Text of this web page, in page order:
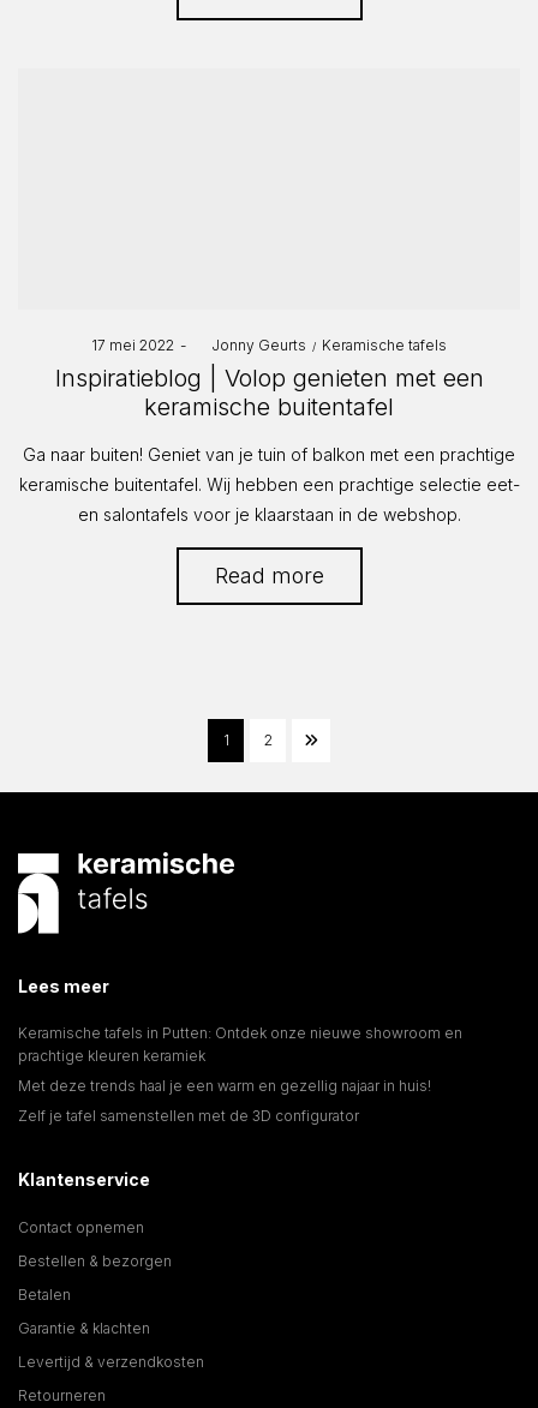
Posted
on
17 mei 2022 Jonny Geurts
Posted
Keramische tafels
Inspiratieblog | Volop genieten met een
keramische buitentafel
Ga naar buiten! Geniet van je tuin of balkon met een prachtige
keramische buitentafel. Wij hebben een prachtige selectie eet-
en salontafels voor je klaarstaan in de webshop.
Read more
1 2
Lees meer
Keramische tafels in Putten: Ontdek onze nieuwe showroom en
prachtige kleuren keramiek
Met deze trends haal je een warm en gezellig najaar in huis!
Zelf je tafel samenstellen met de 3D configurator
Klantenservice
Contact opnemen
Bestellen & bezorgen
Betalen
Garantie & klachten
Levertijd & verzendkosten
Retourneren